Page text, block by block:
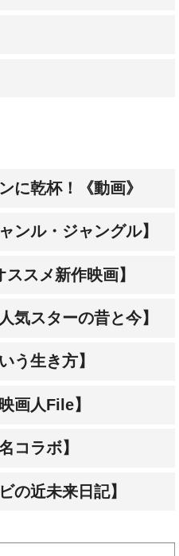
に乾杯！《動画》
ンル・ジャングル】
スメ新作映画】
気スターの昔と今】
う生き方】
画人File】
コラボ】
の近未来日記】